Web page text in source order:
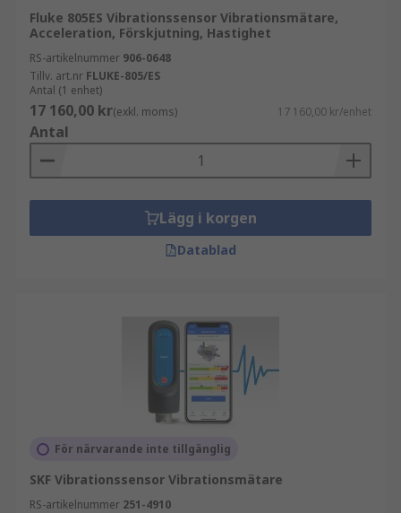
oplanerade driftstopp.
Fluke 805ES Vibrationssensor Vibrationsmätare,
Acceleration, Förskjutning, Hastighet
RS-artikelnummer 906-0648
Tillv. art.nr FLUKE-805/ES
Antal (1 enhet)
17 160,00 kr(exkl. moms) 17 160,00 kr/enhet
Antal
Lägg i korgen
Datablad
För närvarande inte tillgänglig
SKF Vibrationssensor Vibrationsmätare
RS-artikelnummer 251-4910